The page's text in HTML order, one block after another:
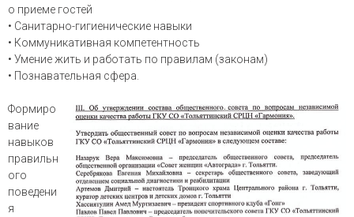
о приеме гостей
• Санитарно-гигиенические навыки
• Коммуникативная компетентность
• Умение жить и работать по правилам (законам)
• Познавательная сфера.
Формиро
вание
навыков
правильн
ого
поведени
я